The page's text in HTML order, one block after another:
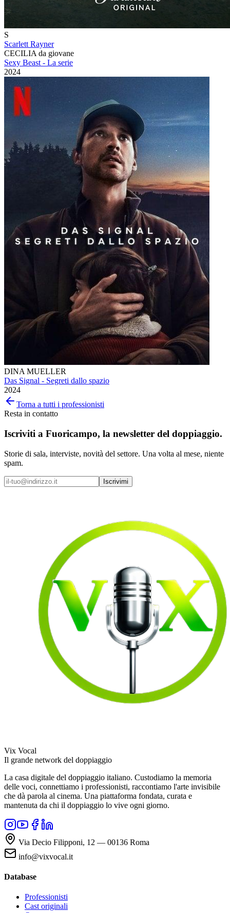
S
Scarlett Rayner
CECILIA da giovane
Sexy Beast - La serie
2024
DINA MUELLER
Das Signal - Segreti dallo spazio
2024
Torna a tutti i professionisti
Resta in contatto
Iscriviti a Fuoricampo, la newsletter del doppiaggio.
Storie di sala, interviste, novità del settore. Una volta al mese, niente
spam.
Iscrivimi
Vix Vocal
Il grande network del doppiaggio
La casa digitale del doppiaggio italiano. Custodiamo la memoria
delle voci, connettiamo i professionisti, raccontiamo l'arte invisibile
che dà parola al cinema. Una piattaforma fondata, curata e
mantenuta da chi il doppiaggio lo vive ogni giorno.
Via Decio Filipponi, 12 — 00136 Roma
info@vixvocal.it
Database
Professionisti
Cast originali